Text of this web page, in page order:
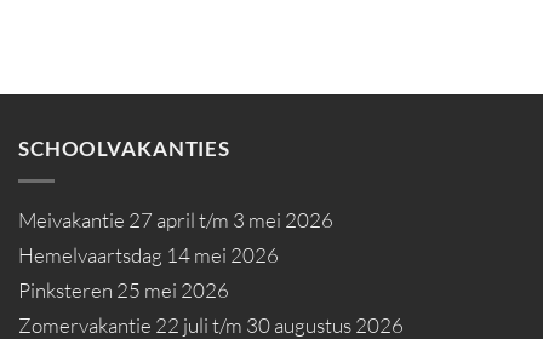
SCHOOLVAKANTIES
Meivakantie 27 april t/m 3 mei 2026
Hemelvaartsdag 14 mei 2026
Pinksteren 25 mei 2026
Zomervakantie 22 juli t/m 30 augustus 2026